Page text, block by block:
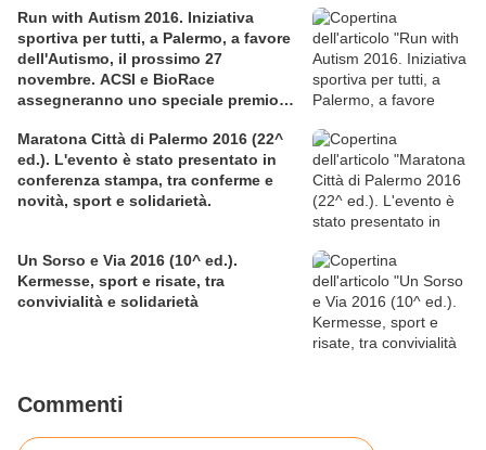
Run with Autism 2016. Iniziativa
sportiva per tutti, a Palermo, a favore
dell'Autismo, il prossimo 27
novembre. ACSI e BioRace
assegneranno uno speciale premio
Maratona Città di Palermo 2016 (22^
ed.). L'evento è stato presentato in
conferenza stampa, tra conferme e
novità, sport e solidarietà.
Un Sorso e Via 2016 (10^ ed.).
Kermesse, sport e risate, tra
convivialità e solidarietà
Commenti